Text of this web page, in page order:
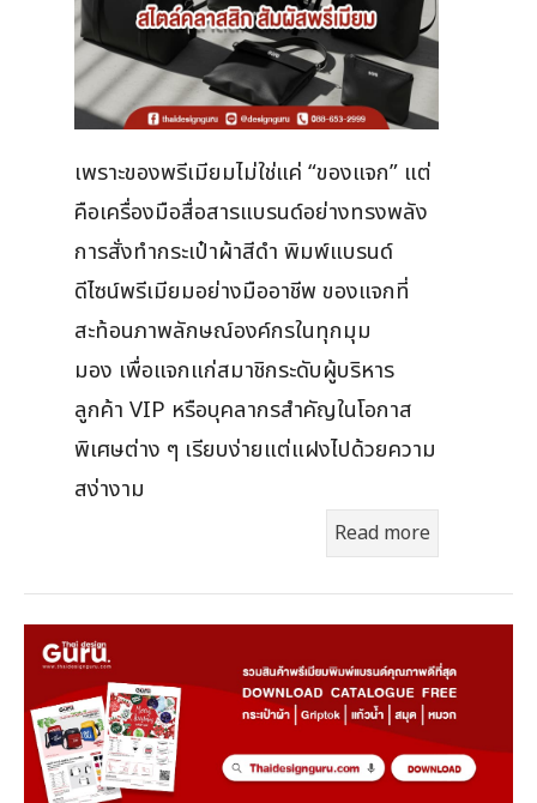
เพราะของพรีเมียมไม่ใช่แค่ “ของแจก” แต่
คือเครื่องมือสื่อสารแบรนด์อย่างทรงพลัง
การสั่งทำกระเป๋าผ้าสีดำ พิมพ์แบรนด์
ดีไซน์พรีเมียมอย่างมืออาชีพ ของแจกที่
สะท้อนภาพลักษณ์องค์กรในทุกมุม
มอง เพื่อแจกแก่สมาชิกระดับผู้บริหาร
ลูกค้า VIP หรือบุคลากรสำคัญในโอกาส
พิเศษต่าง ๆ เรียบง่ายแต่แฝงไปด้วยความ
สง่างาม
Read more